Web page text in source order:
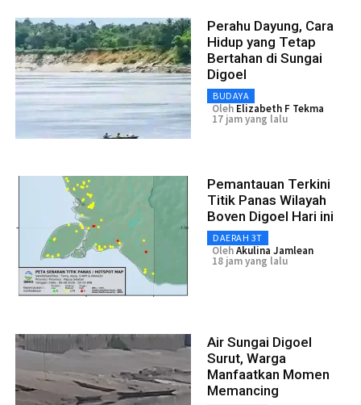
Perahu Dayung, Cara
Hidup yang Tetap
Bertahan di Sungai
Digoel
BUDAYA
Oleh Elizabeth F Tekma
17 jam yang lalu
Pemantauan Terkini
Titik Panas Wilayah
Boven Digoel Hari ini
DAERAH 3T
OlehAkulina Jamlean
18 jam yang lalu
Air Sungai Digoel
Surut, Warga
Manfaatkan Momen
Memancing